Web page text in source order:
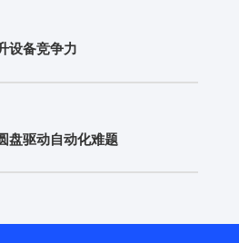
设备竞争力
盘驱动自动化难题